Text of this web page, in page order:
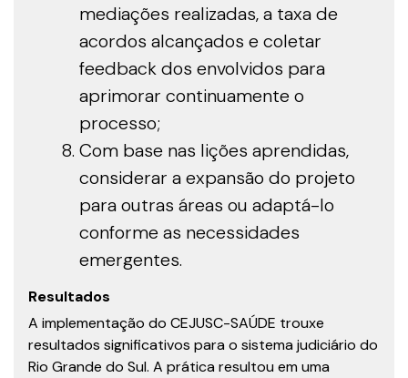
mediações realizadas, a taxa de
acordos alcançados e coletar
feedback dos envolvidos para
aprimorar continuamente o
processo;
Com base nas lições aprendidas,
considerar a expansão do projeto
para outras áreas ou adaptá-lo
conforme as necessidades
emergentes.
Resultados
A implementação do CEJUSC-SAÚDE trouxe
resultados significativos para o sistema judiciário do
Rio Grande do Sul. A prática resultou em uma